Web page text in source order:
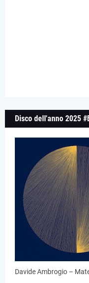
Disco dell'anno 2025
Davide Ambrogio –